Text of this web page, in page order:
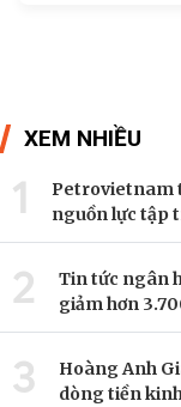
công ty đối với
XEM NHIỀU
1
Petrovietnam
nguồn lực tập
2
Tin tức ngân
giảm hơn
3
Hoàng Anh
dòng tiền